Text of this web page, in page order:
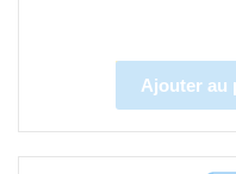
Ajouter au